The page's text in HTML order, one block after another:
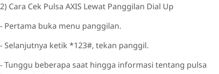
2) Cara Cek Pulsa AXIS Lewat Panggilan Dial Up
- Pertama buka menu panggilan.
- Selanjutnya ketik *123#, tekan panggil.
- Tunggu beberapa saat hingga informasi tentang pulsa